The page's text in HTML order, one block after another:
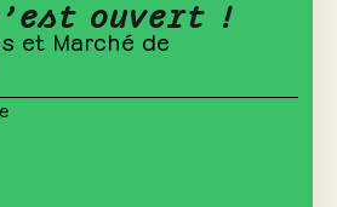
ouvert !
et Marché de